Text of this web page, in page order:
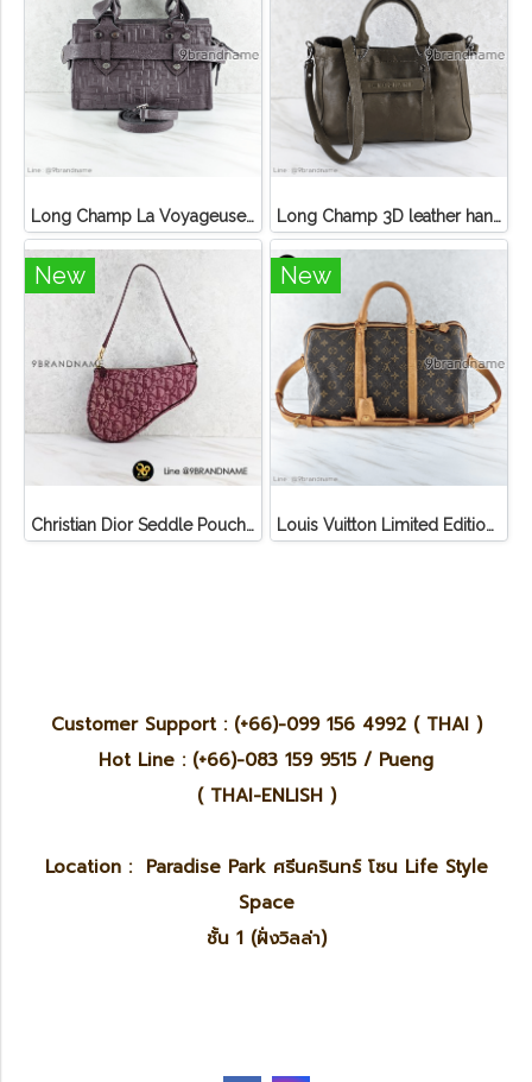
Long Champ La Voyageuse Bag Leather Long Champ 3D leather handbag
New
Christian Dior Seddle Pouch Accessory Hand Bag
New
Louis Vuitton Limited Edition Monogram Canvas Sofia Coppola SC Bag
Customer Support : (+66)-099 156 4992 ( THAI )
Hot Line : (+66)-083 159 9515 / Pueng
( THAI-ENLISH )
Location : Paradise Park ศรีนครินทร์ โซน Life Style
Space
ชั้น 1 (ฝั่งวิลล่า)